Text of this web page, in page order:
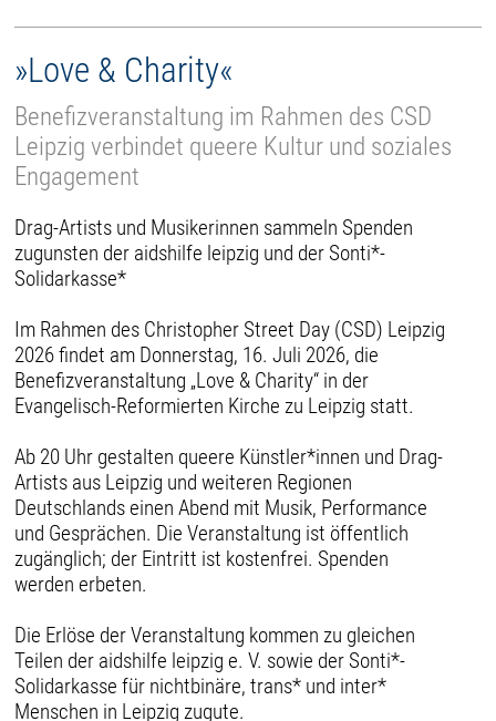
»Love & Charity«
Benefizveranstaltung im Rahmen des CSD
Leipzig verbindet queere Kultur und soziales
Engagement
Drag-Artists und Musikerinnen sammeln Spenden
zugunsten der aidshilfe leipzig und der Sonti*-
Solidarkasse*
Im Rahmen des Christopher Street Day (CSD) Leipzig
2026 findet am Donnerstag, 16. Juli 2026, die
Benefizveranstaltung „Love & Charity“ in der
Evangelisch-Reformierten Kirche zu Leipzig statt.
Ab 20 Uhr gestalten queere Künstler*innen und Drag-
Artists aus Leipzig und weiteren Regionen
Deutschlands einen Abend mit Musik, Performance
und Gesprächen. Die Veranstaltung ist öffentlich
zugänglich; der Eintritt ist kostenfrei. Spenden
werden erbeten.
Die Erlöse der Veranstaltung kommen zu gleichen
Teilen der aidshilfe leipzig e. V. sowie der Sonti*-
Solidarkasse für nichtbinäre, trans* und inter*
Menschen in Leipzig zugute.